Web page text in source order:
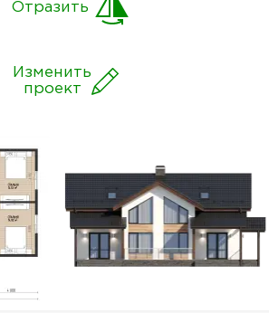
Изменить
проект
Отразить